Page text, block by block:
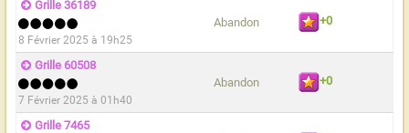
Grille 36189
8 Février 2025 à 19h25
Abandon +0
Grille 60508
7 Février 2025 à 01h40
Abandon +0
Grille 7465